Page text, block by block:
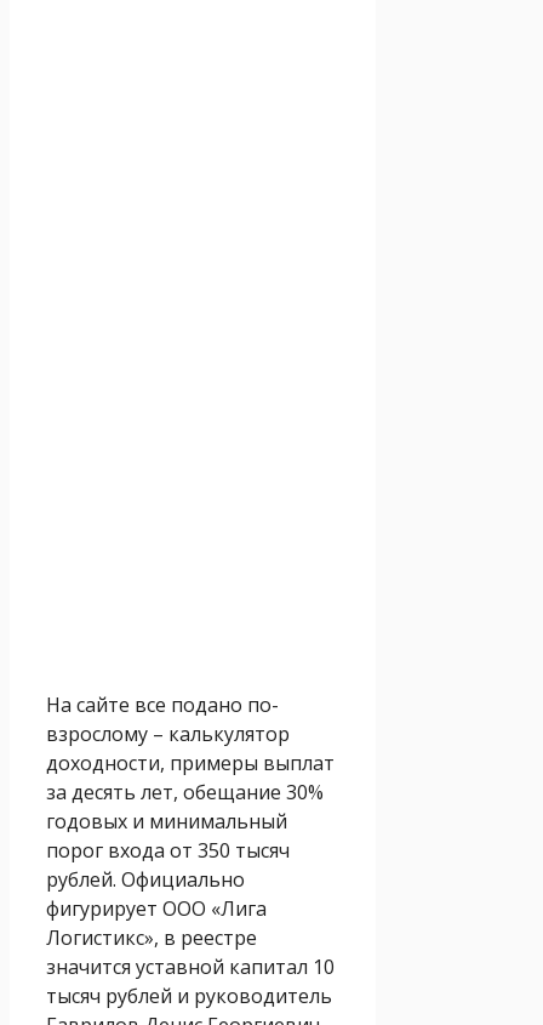
На сайте все подано по-
взрослому – калькулятор
доходности, примеры выплат
за десять лет, обещание 30%
годовых и минимальный
порог входа от 350 тысяч
рублей. Официально
фигурирует ООО «Лига
Логистикс», в реестре
значится уставной капитал 10
тысяч рублей и руководитель